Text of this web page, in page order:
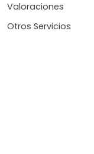
Valoraciones
Otros Servicios